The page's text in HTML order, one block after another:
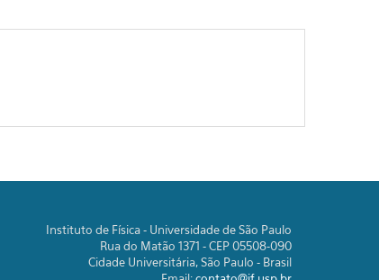
Instituto de Física - Universidade de São Paulo
Rua do Matão 1371 - CEP 05508-090
Cidade Universitária, São Paulo - Brasil